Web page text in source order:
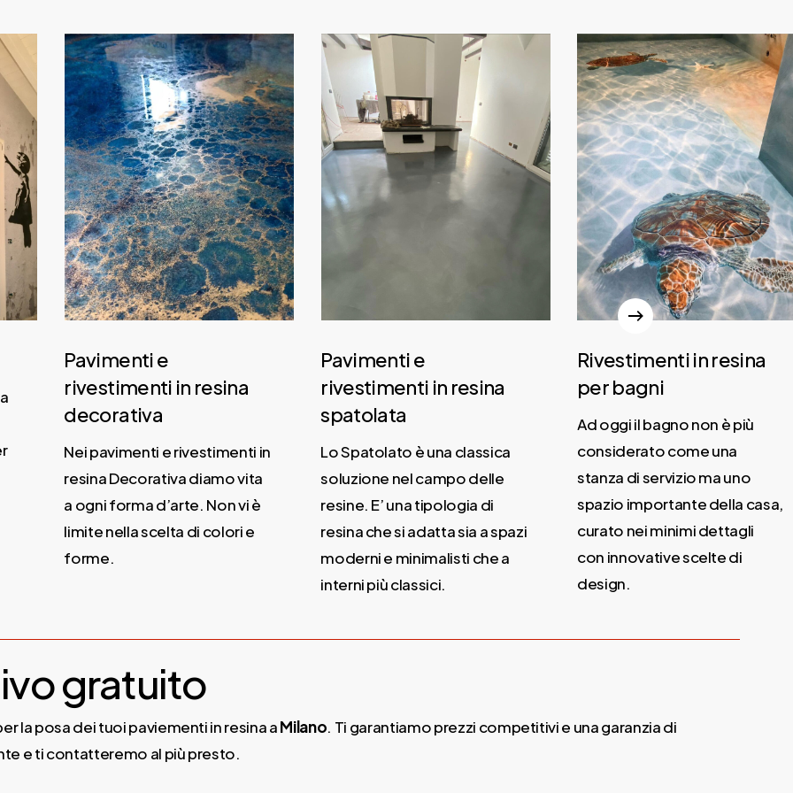
Pavimenti e
rivestimenti in resina
decorativa
Nei pavimenti e rivestimenti in
resina Decorativa diamo vita
a ogni forma d’arte. Non vi è
limite nella scelta di colori e
forme.
Daily
anti-
aging
cream
Pavimenti e
rivestimenti in resina
spatolata
Lo Spatolato è una classica
soluzione nel campo delle
resine. E’ una tipologia di
resina che si adatta sia a spazi
moderni e minimalisti che a
interni più classici.
Rivestimenti in resina
per bagni
Ad oggi il bagno non è più
considerato come una
stanza di servizio ma uno
spazio importante della casa,
curato nei minimi dettagli
con innovative scelte di
design.
gratuito
la posa dei tuoi paviementi in resina aMilano. Ti garantiamo prezzi competitivi e una garanzia di
e ti contatteremo al più presto.